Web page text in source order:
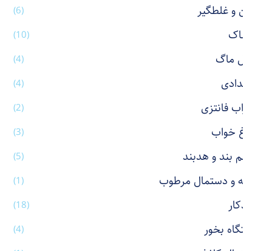
پاکن و غلطگیر (6)
پوشاک (10)
تراول ماگ (4)
جامدادی (4)
جوراب فانتزی (2)
چراغ خواب (3)
چشم بند و هدبند (5)
حوله و دستمال مرطوب (1)
خودکار (18)
دستگاه بخور (4)